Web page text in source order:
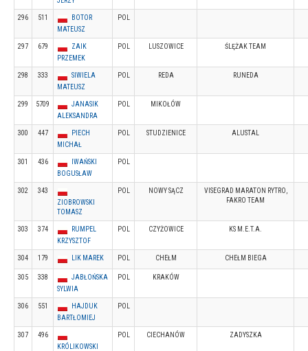
296 511
BOTOR
MATEUSZ
POL
297 679
ZAIK
PRZEMEK
POL LUSZOWICE ŚLĘŻAK TEAM
298 333
SIWIELA
MATEUSZ
POL REDA RUNEDA
299 5709
JANASIK
ALEKSANDRA
POL MIKOŁÓW
300 447
PIECH
MICHAŁ
POL STUDZIENICE ALUSTAL
301 436
IWAŃSKI
BOGUSŁAW
POL
302
343
ZIOBROWSKI
TOMASZ
POL NOWY SĄCZ
VISEGRAD MARATON RYTRO,
FAKRO TEAM
303 374
RUMPEL
KRZYSZTOF
POL CZYŻOWICE KS M.E.T.A.
304 179 LIK MAREK POL CHEŁM CHEŁM BIEGA
305 338
JABŁOŃSKA
SYLWIA
POL KRAKÓW
306 551
HAJDUK
BARTŁOMIEJ
POL
307
496
KRÓLIKOWSKI
POL CIECHANÓW ZADYSZKA